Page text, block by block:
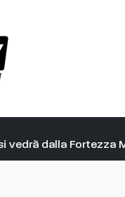
vedrà dalla Fortezza